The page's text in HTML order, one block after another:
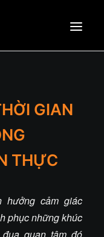
GIAN
THỰC
hưởng cảm giác
phục những khúc